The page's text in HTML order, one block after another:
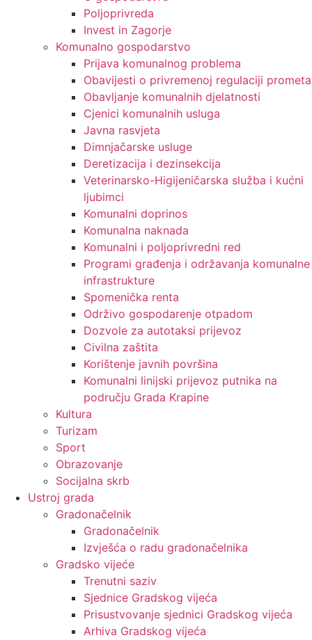
Poljoprivreda
Invest in Zagorje
Komunalno gospodarstvo
Prijava komunalnog problema
Obavijesti o privremenoj regulaciji prometa
Obavljanje komunalnih djelatnosti
Cjenici komunalnih usluga
Javna rasvjeta
Dimnjačarske usluge
Deretizacija i dezinsekcija
Veterinarsko-Higijeničarska služba i kućni
ljubimci
Komunalni doprinos
Komunalna naknada
Komunalni i poljoprivredni red
Programi građenja i održavanja komunalne
infrastrukture
Spomenička renta
Održivo gospodarenje otpadom
Dozvole za autotaksi prijevoz
Civilna zaštita
Korištenje javnih površina
Komunalni linijski prijevoz putnika na
području Grada Krapine
Kultura
Turizam
Sport
Obrazovanje
Socijalna skrb
Ustroj grada
Gradonačelnik
Gradonačelnik
Izvješća o radu gradonačelnika
Gradsko vijeće
Trenutni saziv
Sjednice Gradskog vijeća
Prisustvovanje sjednici Gradskog vijeća
Arhiva Gradskog vijeća